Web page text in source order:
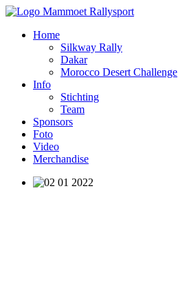
Home
Silkway Rally
Dakar
Morocco Desert Challenge
Info
Stichting
Team
Sponsors
Foto
Video
Merchandise